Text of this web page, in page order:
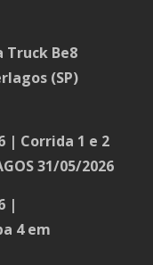
Truck Be8
(SP)
| Corrida 1 e 2
31/05/2026
|
4 em